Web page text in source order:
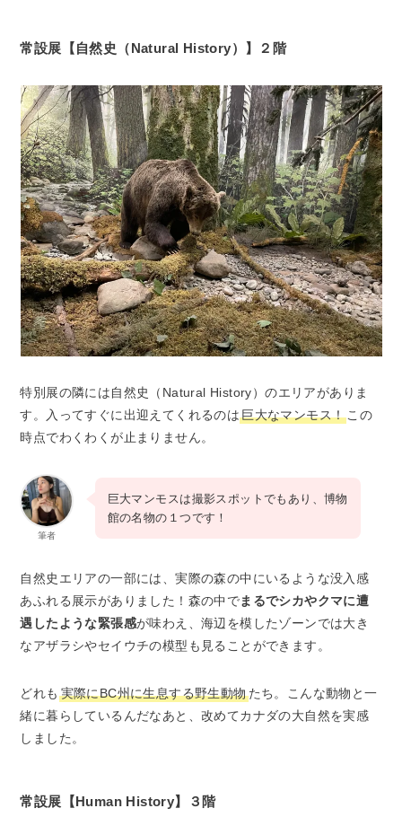
常設展【自然史（Natural History）】２階
特別展の隣には自然史（Natural History）のエリアがありま
す。入ってすぐに出迎えてくれるのは巨大なマンモス！ この
時点でわくわくが止まりません。
筆者
巨大マンモスは撮影スポットでもあり、博物
館の名物の１つです！
自然史エリアの一部には、実際の森の中にいるような没入感
あふれる展示がありました！森の中でまるでシカやクマに遭
遇したような緊張感が味わえ、海辺を模したゾーンでは大き
なアザラシやセイウチの模型も見ることができます。
どれも 実際にBC州に生息する野生動物たち。こんな動物と一
緒に暮らしているんだなあと、改めてカナダの大自然を実感
しました。
常設展【Human History】３階